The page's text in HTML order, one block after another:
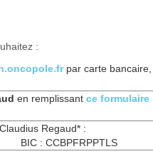
:
par carte bancaire,
en remplissant ce formulaire
Regaud* :
: CCBPFRPPTLS